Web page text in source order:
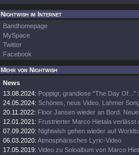
Nightwish im Internet
Bandhomepage
MySpace
Twitter
Facebook
Mehr von Nightwish
News
13.08.2024: Poppigr, grandiose "The Day Of..."
24.05.2024: Schönes, neus Video. Lahmer
20.11.2022: Floor Jansen wieder an Bord.
12.01.2021: Frustrierter Marco Hietala verlässt
07.09.2020: Nightwish gehen wieder auf
06.03.2020: Atmosphärisches Lyric-Video
17.05.2019: Video zu Soloalbum von Marco